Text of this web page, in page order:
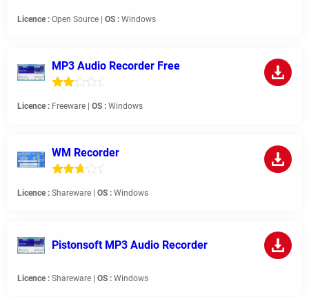
Licence : Open Source | OS : Windows
MP3 Audio Recorder Free
Licence : Freeware | OS : Windows
WM Recorder
Licence : Shareware | OS : Windows
Pistonsoft MP3 Audio Recorder
Licence : Shareware | OS : Windows